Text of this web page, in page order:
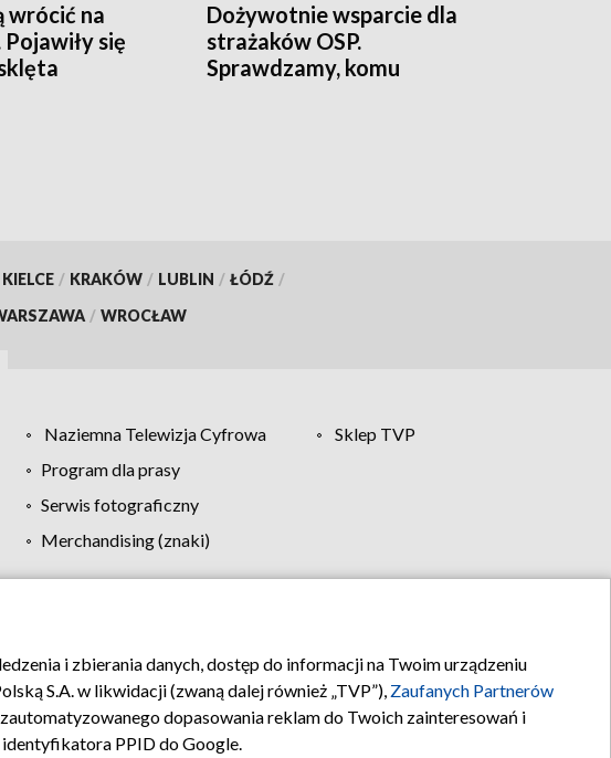
wrócić na
Pojawiły się
Dożywotnie wsparcie dla
strażaków OSP.
Sprawdzamy, komu
KIELCE / KRAKÓW / LUBLIN / ŁÓDŹ /
/ WROCŁAW
Naziemna Telewizja Cyfrowa
Sklep TVP
Program dla prasy
Serwis fotograficzny
Merchandising (znaki)
Biuro reklamy Kontakt
i zbierania danych, dostęp do informacji na Twoim urządzeniu
S.A. w likwidacji (zwaną dalej również „TVP”), Zaufanych Partnerów
dopasowania reklam do Twoich zainteresowań i
identyfikatora PPID do Google.